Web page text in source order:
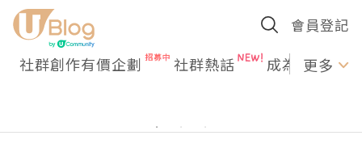
會員登記
社群創作有價企劃 社群熱話 成為U更多